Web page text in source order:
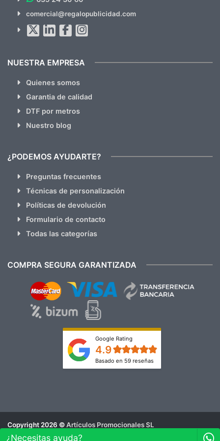
hacemos Spam)
comercial@regalopublicidad.com
NUESTRA EMPRESA
Quienes somos
Garantia de calidad
DTF por metros
Nuestro blog
¿PODEMOS AYUDARTE?
Preguntas frecuentes
Técnicas de personalización
Políticas de devolución
Formulario de contacto
Todas las categorías
COMPRA SEGURA GARANTIZADA
Google Rating
4.9
Basado en 59 reseñas
Copyright 2026 ©Artículos Promocionales SL
Aviso Legal
¿Necesitas ayuda?